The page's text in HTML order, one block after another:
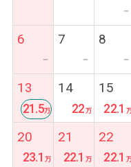
ー
6
ー
7
ー
8
ー
13
21.5
14
22
15
22.1
20
23.1
21
22.1
22
22.1